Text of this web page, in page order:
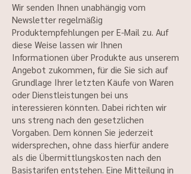
Wir senden Ihnen unabhängig vom
Newsletter regelmäßig
Produktempfehlungen per E-Mail zu. Auf
diese Weise lassen wir Ihnen
Informationen über Produkte aus unserem
Angebot zukommen, für die Sie sich auf
Grundlage Ihrer letzten Käufe von Waren
oder Dienstleistungen bei uns
interessieren könnten. Dabei richten wir
uns streng nach den gesetzlichen
Vorgaben. Dem können Sie jederzeit
widersprechen, ohne dass hierfür andere
als die Übermittlungskosten nach den
Basistarifen entstehen. Eine Mitteilung in